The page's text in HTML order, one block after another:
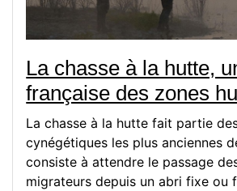
La chasse à la hutte,
française des zones
La chasse à la hutte fait partie
cynégétiques les plus anciennes
consiste à attendre le passage
migrateurs depuis un abri fixe ou